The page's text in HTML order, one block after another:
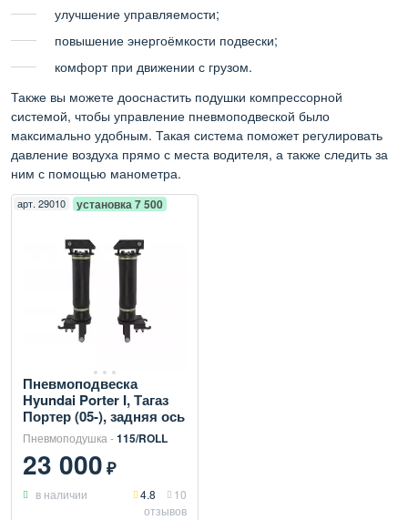
улучшение управляемости;
повышение энергоёмкости подвески;
комфорт при движении с грузом.
Также вы можете дооснастить подушки компрессорной
системой, чтобы управление пневмоподвеской было
максимально удобным. Такая система поможет регулировать
давление воздуха прямо с места водителя, а также следить за
ним с помощью манометра.
арт. 29010 установка 7 500
Пневмоподвеска
Hyundai Porter I, Тагаз
Портер (05-), задняя ось
Пневмоподушка -115/ROLL
23 000₽
в наличии 4.8
10
отзывов